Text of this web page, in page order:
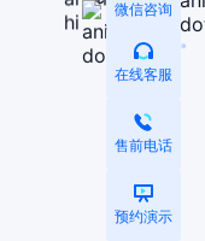
微信咨询
在线客服
售前电话
预约演示